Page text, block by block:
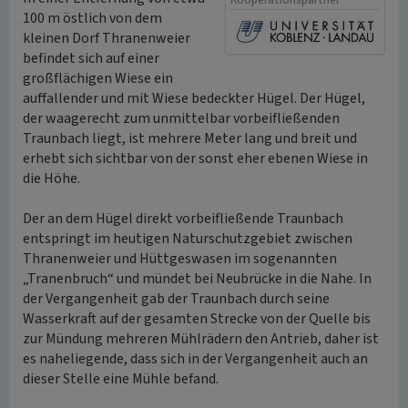
100 m östlich von dem
kleinen Dorf Thranenweier
befindet sich auf einer
großflächigen Wiese ein
auffallender und mit Wiese bedeckter Hügel. Der Hügel,
der waagerecht zum unmittelbar vorbeifließenden
Traunbach liegt, ist mehrere Meter lang und breit und
erhebt sich sichtbar von der sonst eher ebenen Wiese in
die Höhe.
Der an dem Hügel direkt vorbeifließende Traunbach
entspringt im heutigen Naturschutzgebiet zwischen
Thranenweier und Hüttgeswasen im sogenannten
„Tranenbruch“ und mündet bei Neubrücke in die Nahe. In
der Vergangenheit gab der Traunbach durch seine
Wasserkraft auf der gesamten Strecke von der Quelle bis
zur Mündung mehreren Mühlrädern den Antrieb, daher ist
es naheliegende, dass sich in der Vergangenheit auch an
dieser Stelle eine Mühle befand.